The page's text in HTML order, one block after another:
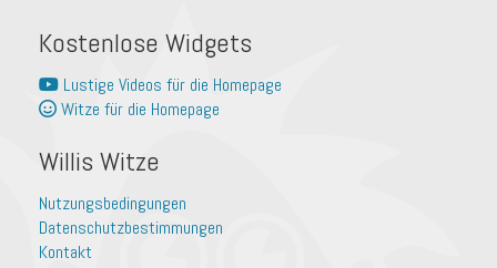
Kostenlose Widgets
Lustige Videos für die Homepage
Witze für die Homepage
Willis Witze
Nutzungsbedingungen
Datenschutzbestimmungen
Kontakt